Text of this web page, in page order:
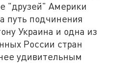
"друзей" Америки
путь подчинения
Украина и одна из
России стран
удивительным